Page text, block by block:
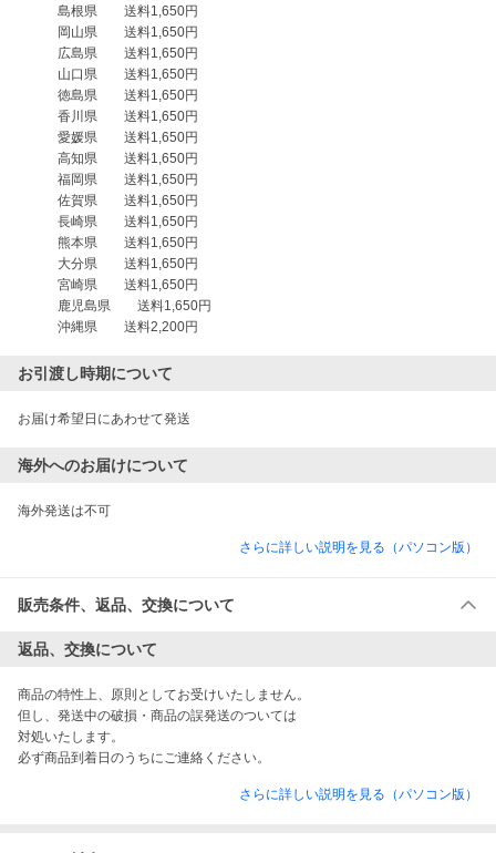
島根県　　送料1,650円
岡山県　　送料1,650円
広島県　　送料1,650円
山口県　　送料1,650円
徳島県　　送料1,650円
香川県　　送料1,650円
愛媛県　　送料1,650円
高知県　　送料1,650円
福岡県　　送料1,650円
佐賀県　　送料1,650円
長崎県　　送料1,650円
熊本県　　送料1,650円
大分県　　送料1,650円
宮崎県　　送料1,650円
鹿児島県　　送料1,650円
お引渡し時期について
お届け希望日にあわせて発送
海外へのお届けについて
海外発送は不可
さらに詳しい説明を見る（パソコン版）
販売条件、返品、交換について
返品、交換について
商品の特性上、原則としてお受けいたしません。
但し、発送中の破損・商品の誤発送のついては
対処いたします。
必ず商品到着日のうちにご連絡ください。
さらに詳しい説明を見る（パソコン版）